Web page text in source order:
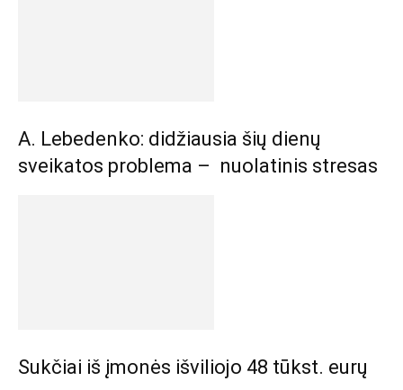
A. Lebedenko: didžiausia šių dienų
sveikatos problema – nuolatinis stresas
Sukčiai iš įmonės išviliojo 48 tūkst. eurų